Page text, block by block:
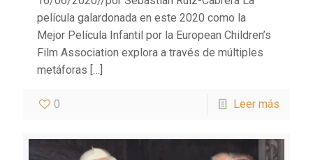
película galardonada en este 2020 como la
Mejor Película Infantil por la European Children’s
Film Association explora a través de múltiples
metáforas […]
0 Leer más